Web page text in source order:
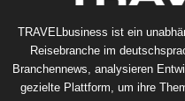
TRAVELbusiness ist ein
Reisebranche im
Branchennews, analysieren
gezielte Plattform, um ihre